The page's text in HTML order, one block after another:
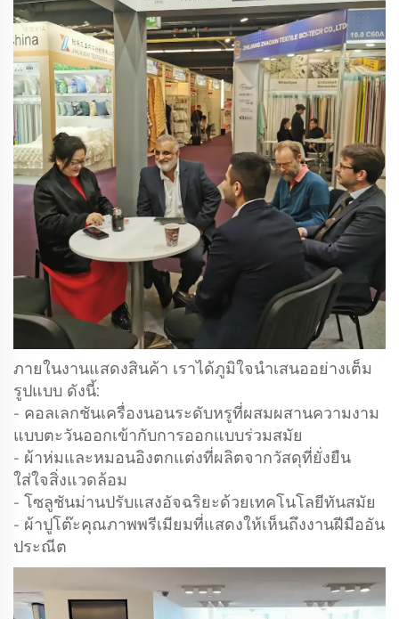
ภายในงานแสดงสินค้า เราได้ภูมิใจนำเสนออย่างเต็ม
รูปแบบ ดังนี้:
- คอลเลกชันเครื่องนอนระดับหรูที่ผสมผสานความงาม
แบบตะวันออกเข้ากับการออกแบบร่วมสมัย
- ผ้าห่มและหมอนอิงตกแต่งที่ผลิตจากวัสดุที่ยั่งยืน
ใส่ใจสิ่งแวดล้อม
- โซลูชันม่านปรับแสงอัจฉริยะด้วยเทคโนโลยีทันสมัย
- ผ้าปูโต๊ะคุณภาพพรีเมียมที่แสดงให้เห็นถึงงานฝีมืออัน
ประณีต